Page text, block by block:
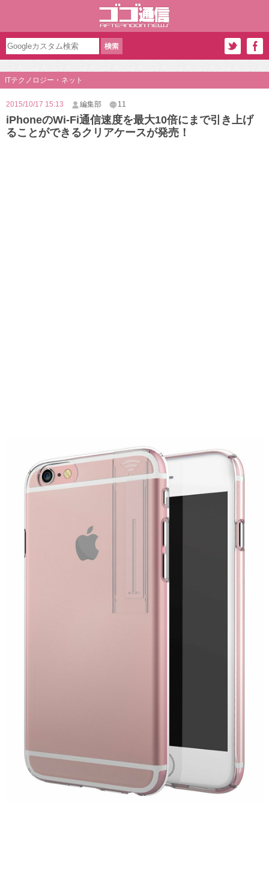
ITテクノロジー・ネット
2015/10/17 15:13 編集部 11
iPhoneのWi-Fi通信速度を最大10倍にまで引き上げ
ることができるクリアケースが発売！